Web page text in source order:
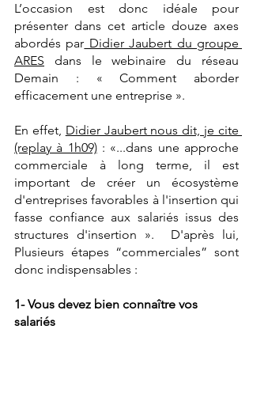
L’occasion est donc idéale pour
présenter dans cet article douze axes
abordés par Didier Jaubert du groupe
ARES dans le webinaire du réseau
Demain : « Comment aborder
efficacement une entreprise ».
En effet, Didier Jaubert nous dit, je cite
(replay à 1h09) : «...dans une approche
commerciale à long terme, il est
important de créer un écosystème
d'entreprises favorables à l'insertion qui
fasse confiance aux salariés issus des
structures d'insertion ».  D'après lui,
Plusieurs étapes “commerciales” sont
donc indispensables :
1- Vous devez bien connaître vos
salariés